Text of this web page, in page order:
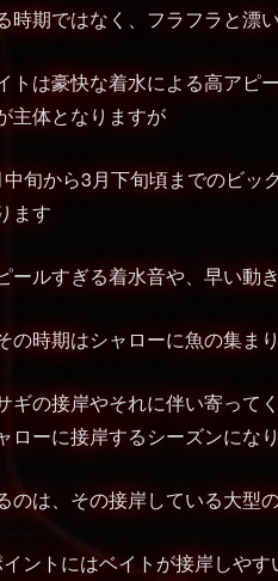
時期ではなく、フラフラと漂
トは豪快な着水による高アピ
主体となりますが
旬から3月下旬頃までのビ
ます
ールすぎる着水音や、早い動
の時期はシャローに魚の集ま
ギの接岸やそれに伴い寄って
ローに接岸するシーズンにな
のは、その接岸している大型
イントにはベイトが接岸しや